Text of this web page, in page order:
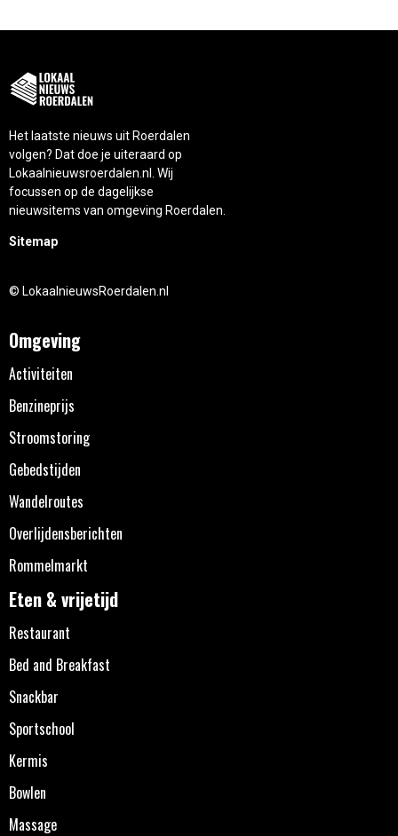
Het laatste nieuws uit Roerdalen
volgen? Dat doe je uiteraard op
Lokaalnieuwsroerdalen.nl. Wij
focussen op de dagelijkse
nieuwsitems van omgeving Roerdalen.
Sitemap
© LokaalnieuwsRoerdalen.nl
Omgeving
Activiteiten
Benzineprijs
Stroomstoring
Gebedstijden
Wandelroutes
Overlijdensberichten
Rommelmarkt
Eten & vrijetijd
Restaurant
Bed and Breakfast
Snackbar
Sportschool
Kermis
Bowlen
Massage